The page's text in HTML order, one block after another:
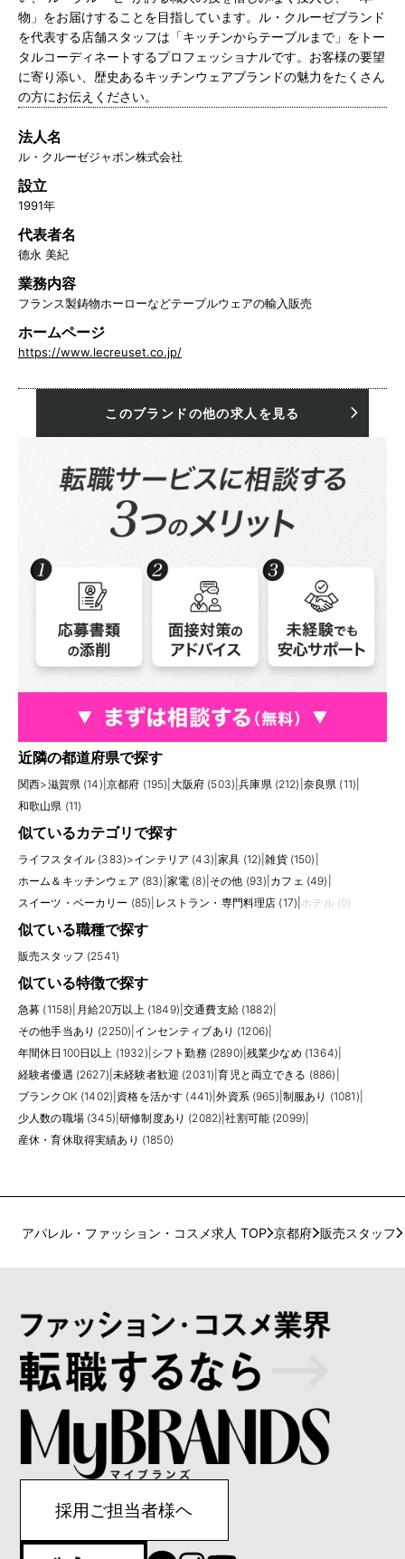
物」をお届けすることを目指しています。ル・クルーゼブランド
を代表する店舗スタッフは「キッチンからテーブルまで」をトー
タルコーディネートするプロフェッショナルです。お客様の要望
に寄り添い、歴史あるキッチンウェアブランドの魅力をたくさん
の方にお伝えください。
法人名
ル・クルーゼジャポン株式会社
設立
1991年
代表者名
德永 美紀
業務内容
フランス製鋳物ホーローなどテーブルウェアの輸入販売
ホームページ
https://www.lecreuset.co.jp/
このブランドの他の求人を見る
近隣の都道府県で探す
関西>滋賀県 (14) 京都府 (195) 大阪府 (503) |兵庫県 (212) 奈良県 (11)
和歌山県 (11)
似ているカテゴリで探す
ライフスタイル (383)>インテリア (43) |家具 (12) |雑貨 (150)
ホーム＆キッチンウェア (83) 家電 (8) その他 (93) カフェ (49)
スイーツ・ベーカリー (85) レストラン・専門料理店 (17) ホテル (0)
似ている職種で探す
販売スタッフ (2541)
似ている特徴で探す
急募 (1158) 月給20万以上 (1849) |交通費支給 (1882)
その他手当あり (2250) インセンティブあり (1206)
年間休日100日以上 (1932) シフト勤務 (2890) 残業少なめ (1364)
経験者優遇 (2627) |未経験者歓迎 (2031) |育児と両立できる (886)
ブランクOK (1402) 資格を活かす (441) |外資系 (965) 制服あり (1081)
少人数の職場 (345) |研修制度あり (2082) |社割可能 (2099)
産休・育休取得実績あり (1850)
アパレル・ファッション・コスメ求人 TOP 京都府 販売スタッフ
採用ご担当者様ヘ